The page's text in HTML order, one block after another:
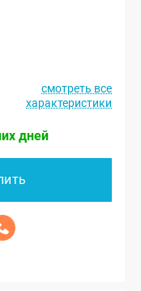
смотреть все
характеристики
дней